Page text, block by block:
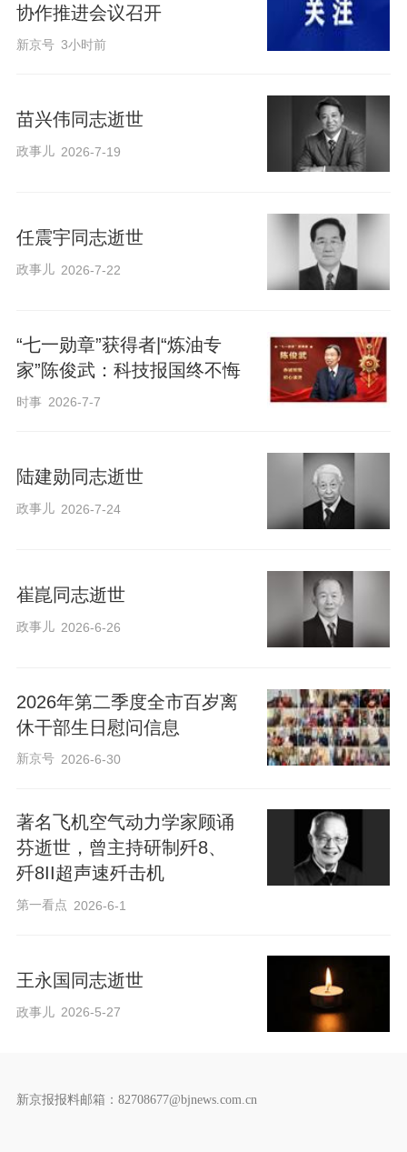
协作推进会议召开
新京号 3小时前
苗兴伟同志逝世
政事儿 2026-7-19
任震宇同志逝世
政事儿 2026-7-22
“七一勋章”获得者|“炼油专
家”陈俊武：科技报国终不悔
时事 2026-7-7
陆建勋同志逝世
政事儿 2026-7-24
崔崑同志逝世
政事儿 2026-6-26
2026年第二季度全市百岁离
休干部生日慰问信息
新京号 2026-6-30
著名飞机空气动力学家顾诵
芬逝世，曾主持研制歼8、
歼8II超声速歼击机
第一看点 2026-6-1
王永国同志逝世
政事儿 2026-5-27
新京报报料邮箱：82708677@bjnews.com.cn